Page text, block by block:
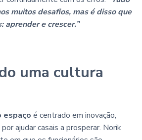
muitos desafios, mas é disso que
aprender e crescer.”
uma cultura
espaço é centrado em inovação,
ajudar casais a prosperar. Norik